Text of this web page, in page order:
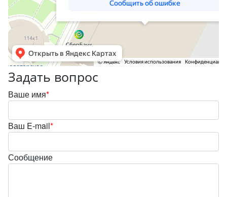
Задать вопрос
Ваше имя*
Ваш E-mail*
Сообщение